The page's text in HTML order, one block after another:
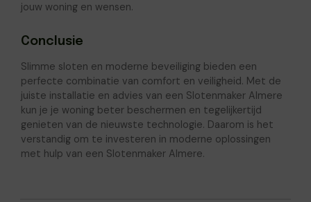
jouw woning en wensen.
Conclusie
Slimme sloten en moderne beveiliging bieden een
perfecte combinatie van comfort en veiligheid. Met de
juiste installatie en advies van een Slotenmaker Almere
kun je je woning beter beschermen en tegelijkertijd
genieten van de nieuwste technologie. Daarom is het
verstandig om te investeren in moderne oplossingen
met hulp van een Slotenmaker Almere.